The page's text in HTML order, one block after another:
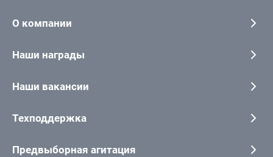
О компании
Наши награды
Наши вакансии
Техподдержка
Предвыборная агитация